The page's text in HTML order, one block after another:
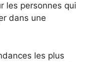
les personnes qui
dans une
les plus